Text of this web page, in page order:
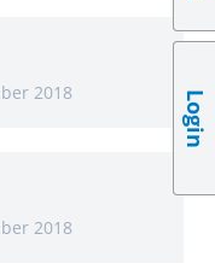
2018
2018
Login